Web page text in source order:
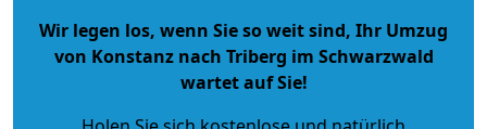
Wir legen los, wenn Sie so weit sind, Ihr Umzug
von Konstanz nach Triberg im Schwarzwald
wartet auf Sie!